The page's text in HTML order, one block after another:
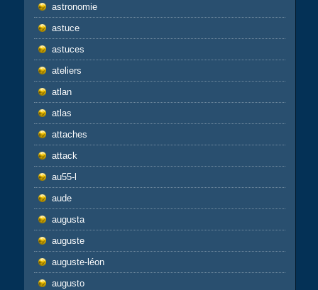
astronomie
astuce
astuces
ateliers
atlan
atlas
attaches
attack
au55-l
aude
augusta
auguste
auguste-léon
augusto